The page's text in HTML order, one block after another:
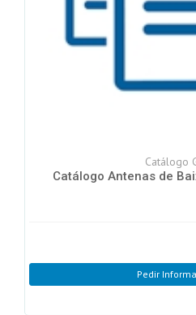
Catálogo
Catálogo Antenas de
Pedir